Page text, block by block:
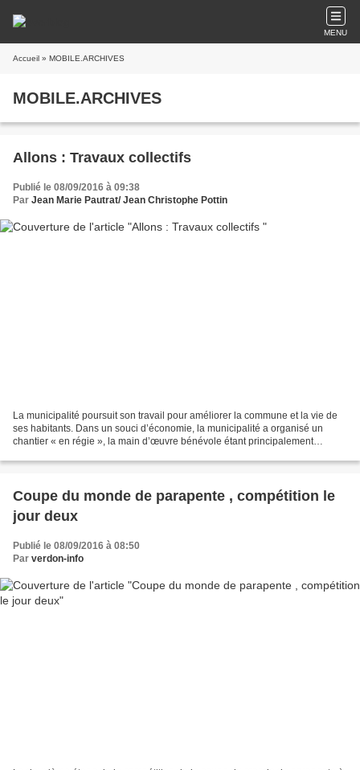
MENU
Accueil » MOBILE.ARCHIVES
MOBILE.ARCHIVES
Allons : Travaux collectifs
Publié le 08/09/2016 à 09:38
Par Jean Marie Pautrat/ Jean Christophe Pottin
La municipalité poursuit son travail pour améliorer la commune et la vie de
ses habitants. Dans un souci d’économie, la municipalité a organisé un
chantier « en régie », la main d’œuvre bénévole étant principalement
Coupe du monde de parapente , compétition le
jour deux
Publié le 08/09/2016 à 08:50
Par verdon-info